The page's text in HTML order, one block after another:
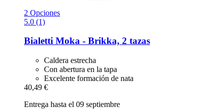
2 Opciones
5.0 (1)
Bialetti Moka -​ Brikka, 2 tazas
Caldera estrecha
Con abertura en la tapa
Excelente formación de nata
40,49 €
Entrega hasta el 09 septiembre